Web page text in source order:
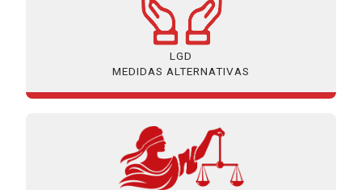
LGD
MEDIDAS ALTERNATIVAS